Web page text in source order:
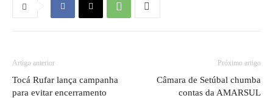
Artigo anterior
Tocá Rufar lança campanha
para evitar encerramento
Próximo artigo
Câmara de Setúbal chumba
contas da AMARSUL